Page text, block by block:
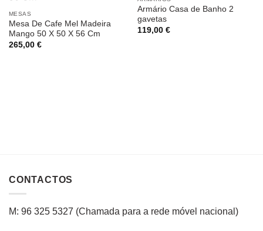
MESAS
Mesa De Cafe Mel Madeira
Mango 50 X 50 X 56 Cm
265,00 €
Armário Casa de Banho 2
gavetas
119,00 €
CONTACTOS
M: 96 325 5327 (Chamada para a rede móvel nacional )